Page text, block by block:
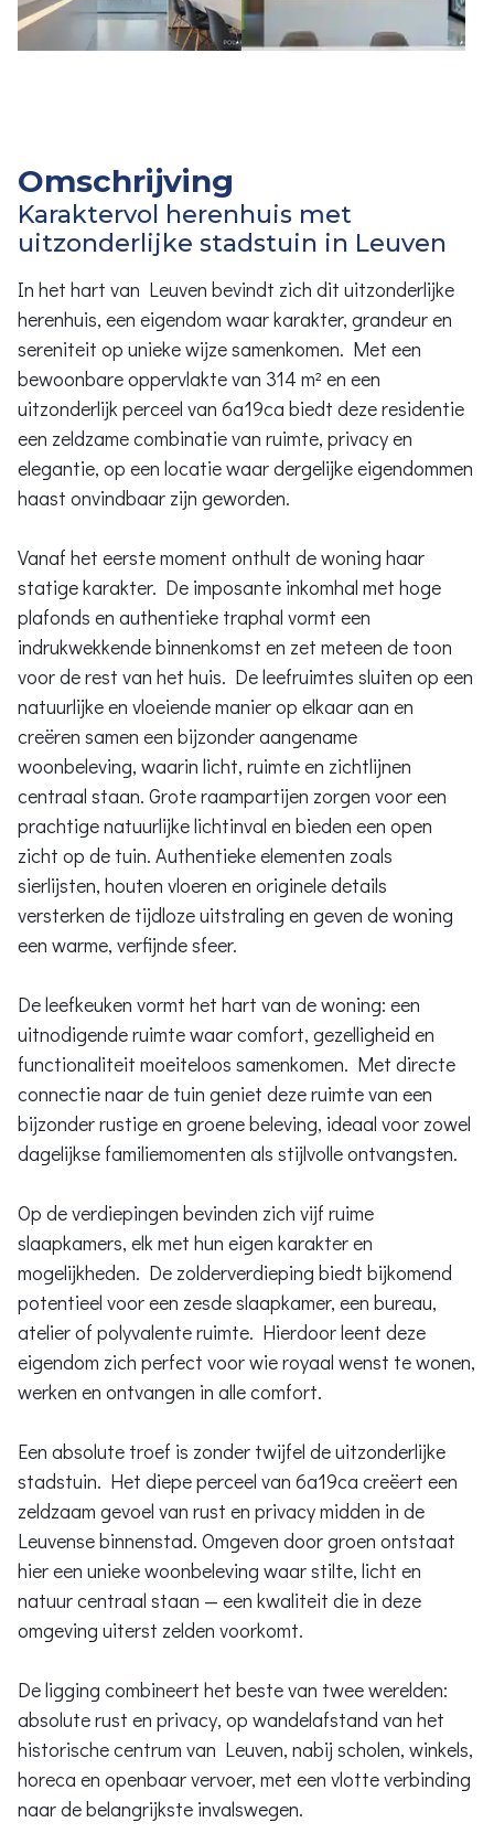
Omschrijving
Karaktervol herenhuis met
uitzonderlijke stadstuin in Leuven
In het hart van Leuven bevindt zich dit uitzonderlijke
herenhuis, een eigendom waar karakter, grandeur en
sereniteit op unieke wijze samenkomen. Met een
bewoonbare oppervlakte van 314 m² en een
uitzonderlijk perceel van 6a19ca biedt deze residentie
een zeldzame combinatie van ruimte, privacy en
elegantie, op een locatie waar dergelijke eigendommen
haast onvindbaar zijn geworden.
Vanaf het eerste moment onthult de woning haar
statige karakter. De imposante inkomhal met hoge
plafonds en authentieke traphal vormt een
indrukwekkende binnenkomst en zet meteen de toon
voor de rest van het huis. De leefruimtes sluiten op een
natuurlijke en vloeiende manier op elkaar aan en
creëren samen een bijzonder aangename
woonbeleving, waarin licht, ruimte en zichtlijnen
centraal staan. Grote raampartijen zorgen voor een
prachtige natuurlijke lichtinval en bieden een open
zicht op de tuin. Authentieke elementen zoals
sierlijsten, houten vloeren en originele details
versterken de tijdloze uitstraling en geven de woning
een warme, verfijnde sfeer.
De leefkeuken vormt het hart van de woning: een
uitnodigende ruimte waar comfort, gezelligheid en
functionaliteit moeiteloos samenkomen. Met directe
connectie naar de tuin geniet deze ruimte van een
bijzonder rustige en groene beleving, ideaal voor zowel
dagelijkse familiemomenten als stijlvolle ontvangsten.
Op de verdiepingen bevinden zich vijf ruime
slaapkamers, elk met hun eigen karakter en
mogelijkheden. De zolderverdieping biedt bijkomend
potentieel voor een zesde slaapkamer, een bureau,
atelier of polyvalente ruimte. Hierdoor leent deze
eigendom zich perfect voor wie royaal wenst te wonen,
werken en ontvangen in alle comfort.
Een absolute troef is zonder twijfel de uitzonderlijke
stadstuin. Het diepe perceel van 6a19ca creëert een
zeldzaam gevoel van rust en privacy midden in de
Leuvense binnenstad. Omgeven door groen ontstaat
hier een unieke woonbeleving waar stilte, licht en
natuur centraal staan — een kwaliteit die in deze
omgeving uiterst zelden voorkomt.
De ligging combineert het beste van twee werelden:
absolute rust en privacy, op wandelafstand van het
historische centrum van Leuven, nabij scholen, winkels,
horeca en openbaar vervoer, met een vlotte verbinding
naar de belangrijkste invalswegen.